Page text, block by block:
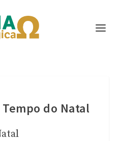
do Natal